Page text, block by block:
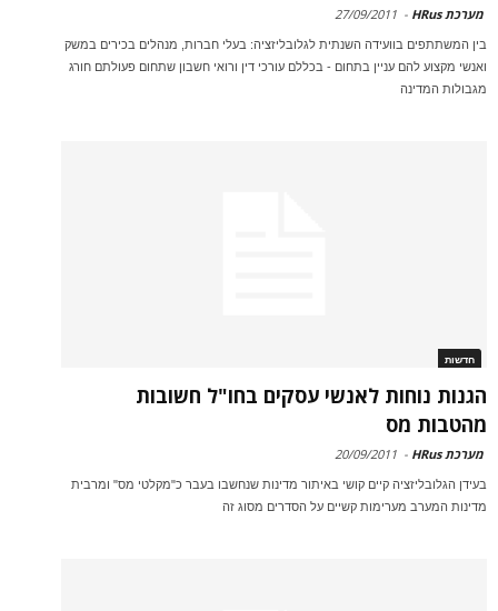
מערכת HRus -
27/09/2011
בין המשתתפים בוועידה השנתית לגלובליזציה: בעלי חברות, מנהלים בכירים במשק
ואנשי מקצוע להם עניין בתחום - בכללם עורכי דין ורואי חשבון שתחום פעולתם חורג
מגבולות המדינה
חדשות
הגנות נוחות לאנשי עסקים בחו"ל חשובות
מהטבות מס
מערכת HRus -
20/09/2011
בעידן הגלובליזציה קיים קושי באיתור מדינות שנחשבו בעבר כ"מקלטי מס" ומרבית
מדינות המערב מערימות קשיים על הסדרים מסוג זה